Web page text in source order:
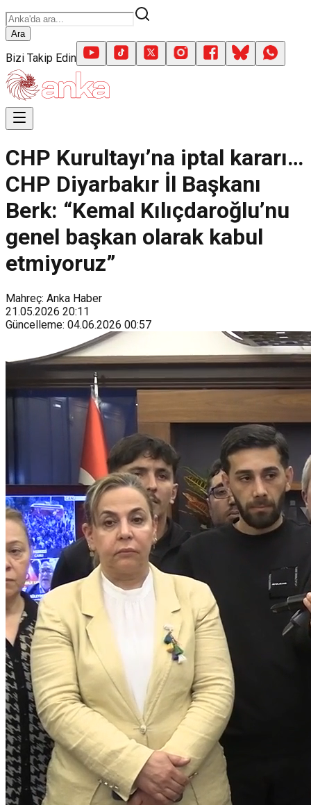
Ara
Bizi Takip Edin
CHP Kurultayı’na iptal kararı…
CHP Diyarbakır İl Başkanı
Berk: “Kemal Kılıçdaroğlu’nu
genel başkan olarak kabul
etmiyoruz”
Mahreç: Anka Haber
21.05.2026 20:11
Güncelleme: 04.06.2026 00:57